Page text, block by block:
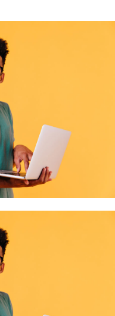
Locale du Bassin d'Emploi